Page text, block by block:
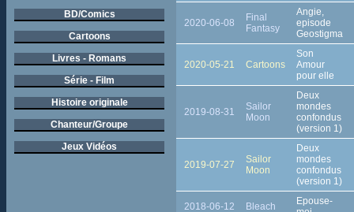
BD/Comics
Cartoons
Livres - Romans
Série - Film
Histoire originale
Chanteur/Groupe
Jeux Vidéos
2020-06-08
Final
Fantasy
Angie,
episode
Geostigma
2020-05-21 Cartoons
Son
Amour
pour elle
2019-08-31
Sailor
Moon
Deux
mondes
confondus
(version 1)
2019-07-27
Sailor
Moon
Deux
mondes
confondus
(version 1)
2018-06-12 Bleach
Epouse-